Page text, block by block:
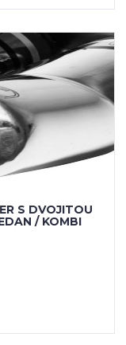
S DVOJITOU
/ KOMBI